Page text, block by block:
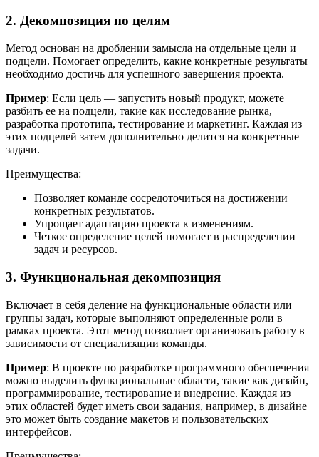
2. Декомпозиция по целям
Метод основан на дроблении замысла на отдельные цели и
подцели. Помогает определить, какие конкретные результаты
необходимо достичь для успешного завершения проекта.
Пример: Если цель — запустить новый продукт, можете
разбить ее на подцели, такие как исследование рынка,
разработка прототипа, тестирование и маркетинг. Каждая из
этих подцелей затем дополнительно делится на конкретные
задачи.
Преимущества:
Позволяет команде сосредоточиться на достижении
конкретных результатов.
Упрощает адаптацию проекта к изменениям.
Четкое определение целей помогает в распределении
задач и ресурсов.
3. Функциональная декомпозиция
Включает в себя деление на функциональные области или
группы задач, которые выполняют определенные роли в
рамках проекта. Этот метод позволяет организовать работу в
зависимости от специализации команды.
Пример: В проекте по разработке программного обеспечения
можно выделить функциональные области, такие как дизайн,
программирование, тестирование и внедрение. Каждая из
этих областей будет иметь свои задания, например, в дизайне
это может быть создание макетов и пользовательских
интерфейсов.